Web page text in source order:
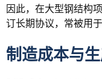
因此，在大型钢结构
订长期协议，常被用
制造成本与